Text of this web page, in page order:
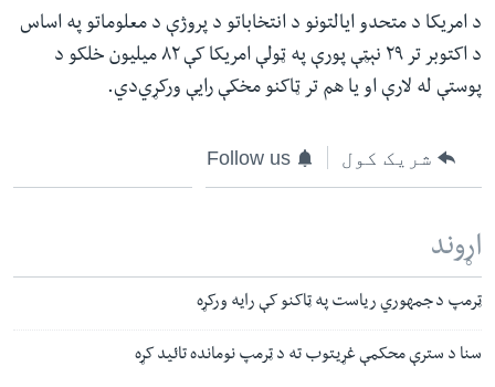
د امریکا د متحدو ایالتونو د انتخاباتو د پروژې د معلوماتو په اساس
د اکتوبر تر ۲۹ نېټې پورې په ټولې امریکا کې ۸۲ میلیون خلکو د
پوستې له لارې او یا هم تر ټاکنو مخکې رایې ورکړي‌دي.
شریک کول Follow us
اړوند
ټرمپ د جمهوري ریاست په ټاکنو کې رایه ورکړه
سنا د سترې محکمې غړیتوب ته د ټرمپ نومانده تائید کړه